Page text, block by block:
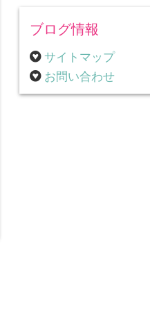
ブログ情報
サイトマップ
お問い合わせ